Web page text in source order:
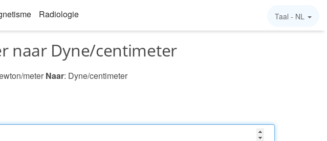
Radiologie Taal - NL
naar Dyne/centimeter
meter Naar: Dyne/centimeter